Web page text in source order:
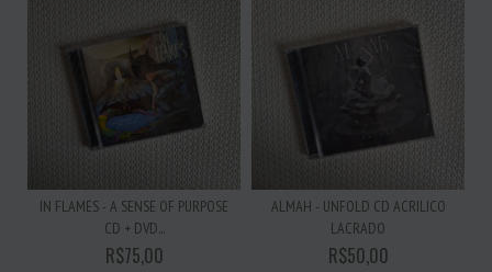
IN FLAMES - A SENSE OF PURPOSE
CD + DVD...
R$75,00
ALMAH - UNFOLD CD ACRILICO
LACRADO
R$50,00